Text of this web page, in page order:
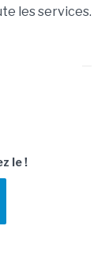
les services.
le !